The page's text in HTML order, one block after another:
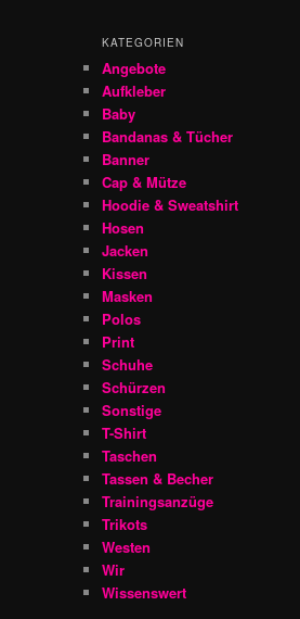
KATEGORIEN
Angebote
Aufkleber
Baby
Bandanas & Tücher
Banner
Cap & Mütze
Hoodie & Sweatshirt
Hosen
Jacken
Kissen
Masken
Polos
Print
Schuhe
Schürzen
Sonstige
T-Shirt
Taschen
Tassen & Becher
Trainingsanzüge
Trikots
Westen
Wir
Wissenswert